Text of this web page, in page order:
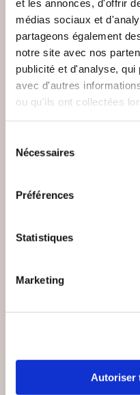
et les annonces, d'offrir
médias sociaux et
partageons également
notre site avec nos
publicité et d'analyse,
avec d'autres
ou qu'ils ont collectées
Nécessaires
Préférences
Statistiques
Marketing
Autoriser